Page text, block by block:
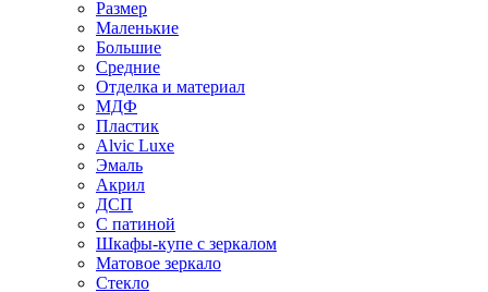
Размер
Маленькие
Большие
Средние
Отделка и материал
МДФ
Пластик
Alvic Luxe
Эмаль
Акрил
ДСП
С патиной
Шкафы-купе с зеркалом
Матовое зеркало
Стекло